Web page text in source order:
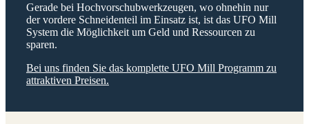
Gerade bei Hochvorschubwerkzeugen, wo ohnehin nur
der vordere Schneidenteil im Einsatz ist, ist das UFO Mill
System die Möglichkeit um Geld und Ressourcen zu
sparen.
Bei uns finden Sie das komplette UFO Mill Programm zu
attraktiven Preisen.